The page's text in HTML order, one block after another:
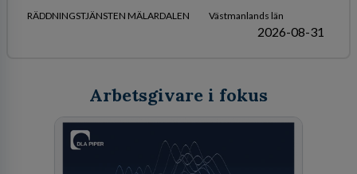
RÄDDNINGSTJÄNSTEN MÄLARDALEN Västmanlands län
2026-08-31
Arbetsgivare i fokus